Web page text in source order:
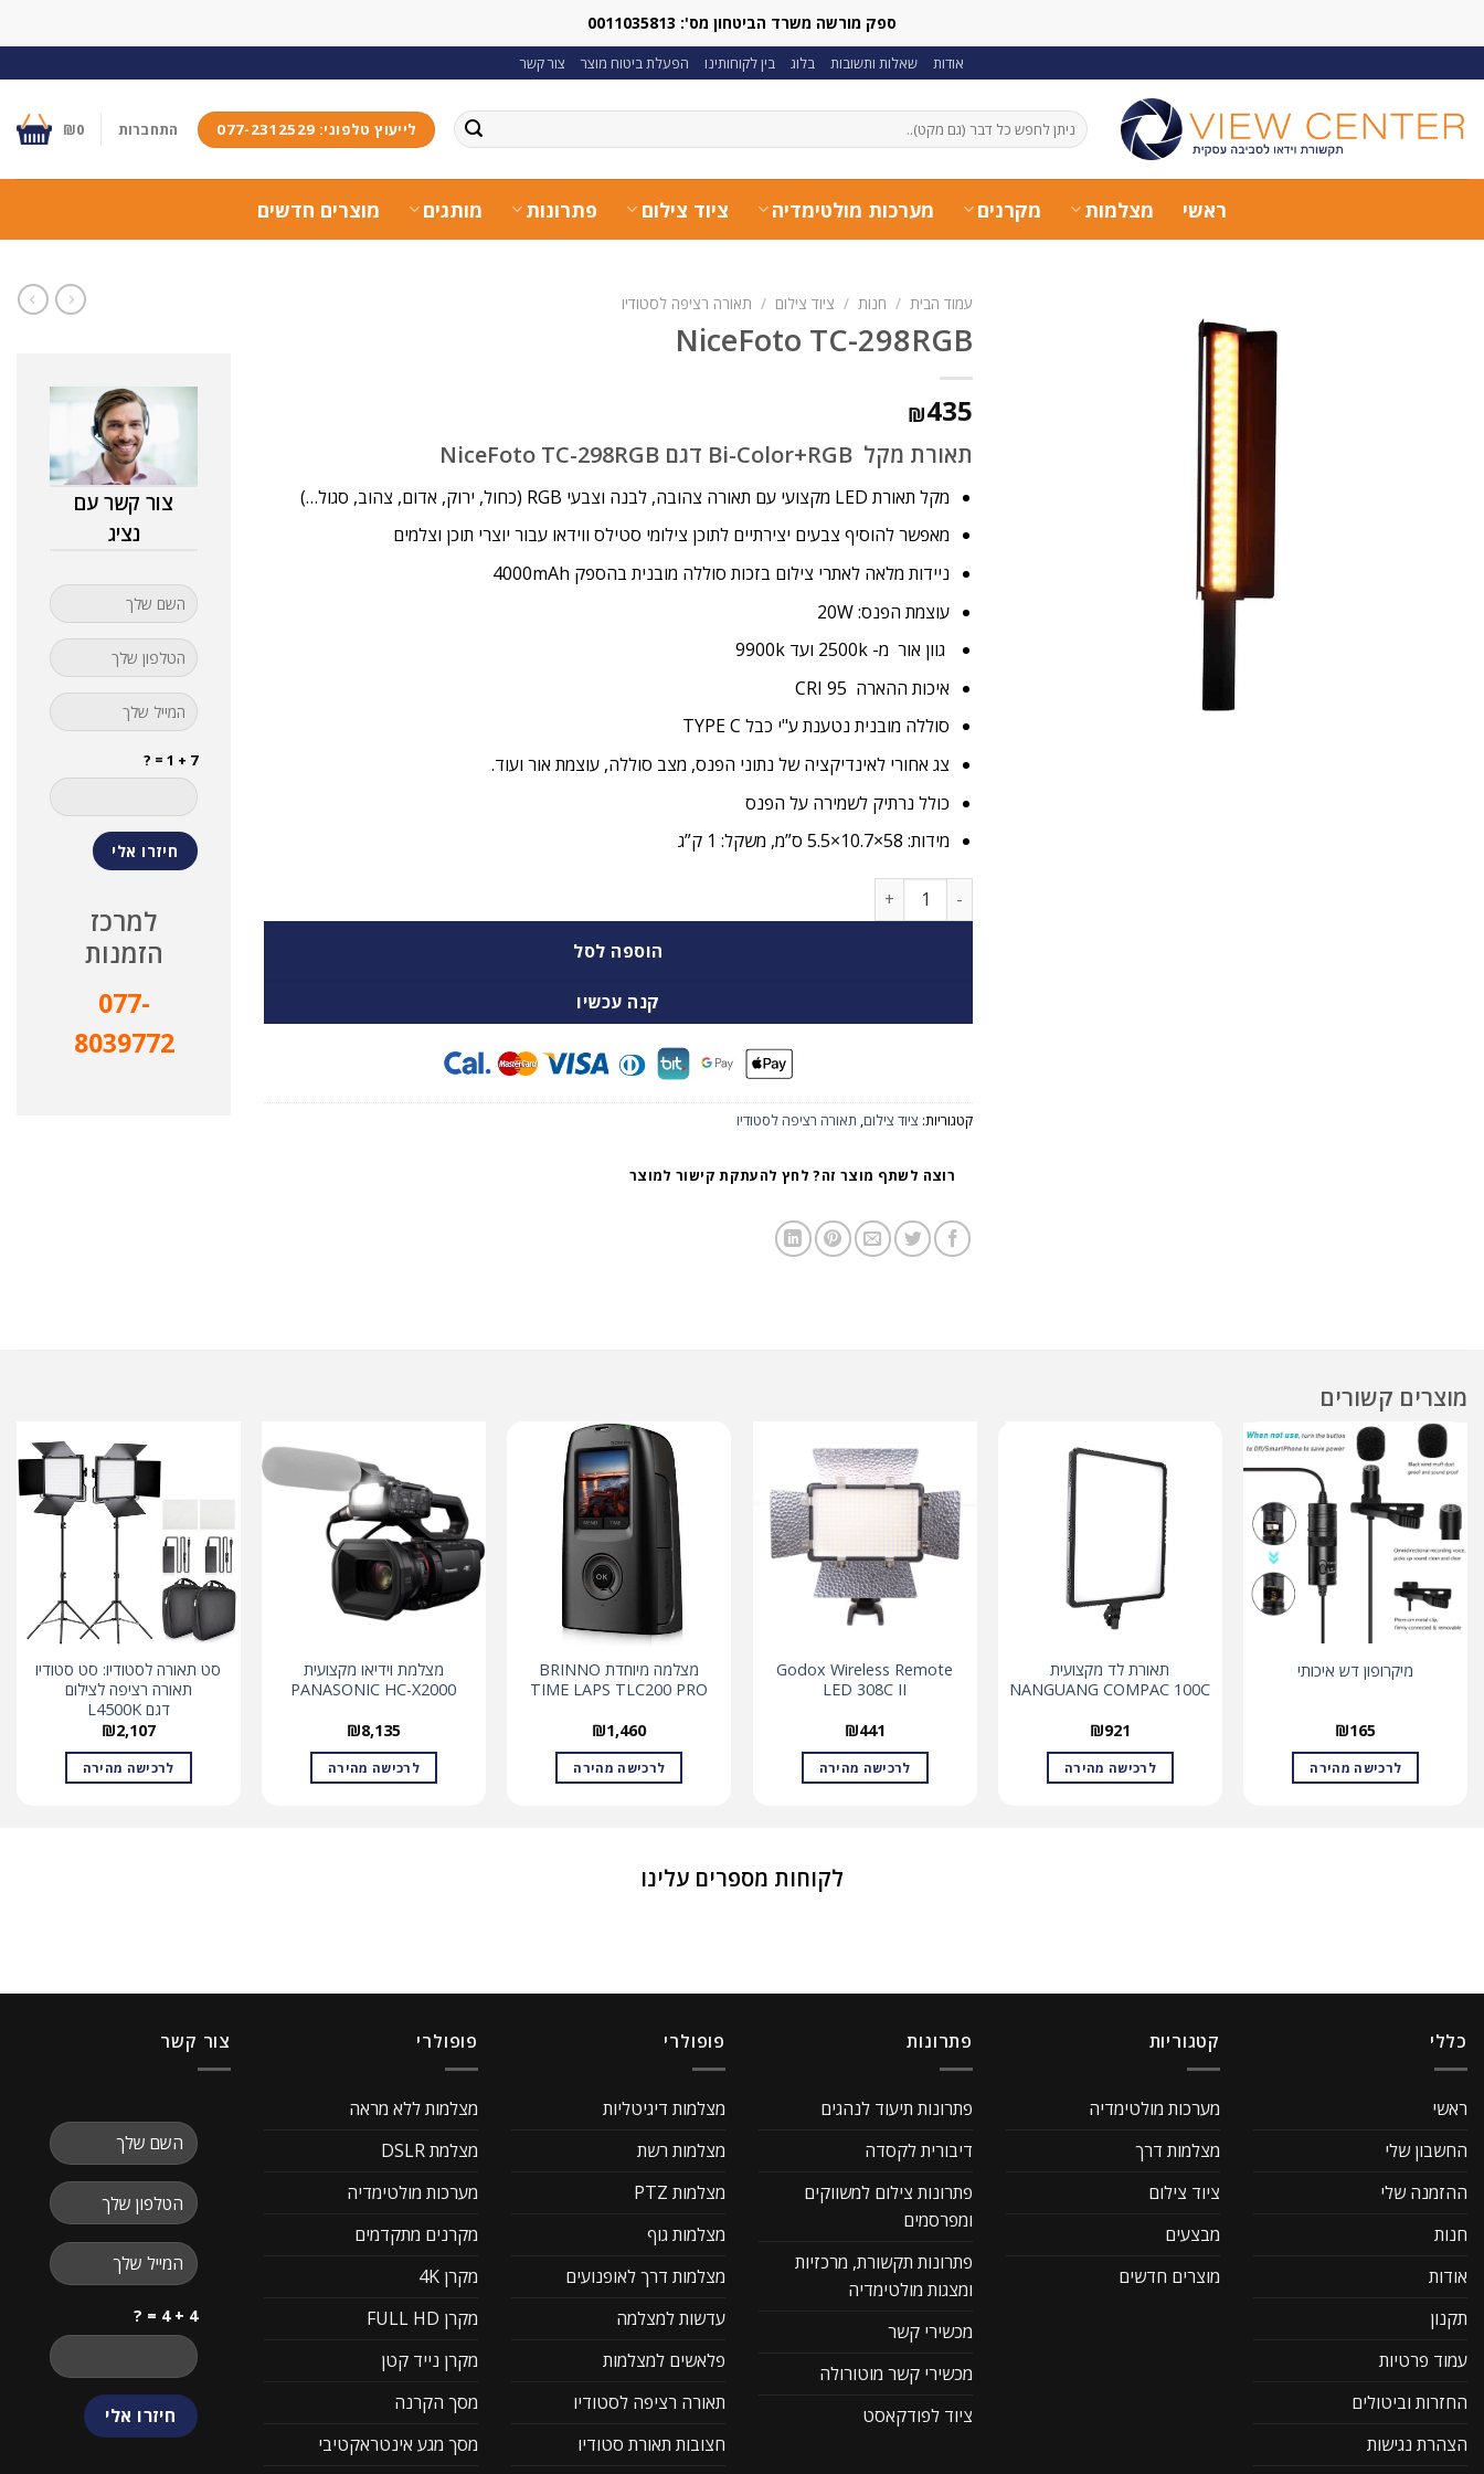
ספק מורשה משרד הביטחון מס': 0011035813
אודות שאלות ותשובות בלוג בין לקוחותינו הפעלת ביטוח מוצר צור קשר
חיפוש
עבור:
לייעוץ טלפוני: 077-2312529 התחברות ₪0
ראשי מצלמות מקרנים מערכות מולטימדיה ציוד צילום פתרונות מותגים מוצרים חדשים
עמוד הבית / חנות / ציוד צילום / תאורה רציפה לסטודיו
NiceFoto TC-298RGB
₪435
תאורת מקל Bi-Color+RGB דגם NiceFoto TC-298RGB
מקל תאורת LED מקצועי עם תאורה צהובה, לבנה וצבעי RGB (כחול, ירוק, אדום, צהוב, סגול…)
מאפשר להוסיף צבעים יצירתיים לתוכן צילומי סטילס ווידאו עבור יוצרי תוכן וצלמים
ניידות מלאה לאתרי צילום בזכות סוללה מובנית בהספק 4000mAh
עוצמת הפנס: 20W
גוון אור מ- 2500k ועד 9900k
איכות ההארה CRI 95
סוללה מובנית נטענת ע"י כבל TYPE C
צג אחורי לאינדיקציה של נתוני הפנס, מצב סוללה, עוצמת אור ועוד.
כולל נרתיק לשמירה על הפנס
מידות: 58×10.7×5.5 ס”מ, משקל: 1 ק”ג
כמות של NiceFoto TC-298RGB
הוספה לסל
קנה עכשיו
קטגוריות: ציוד צילום, תאורה רציפה לסטודיו
רוצה לשתף מוצר זה? לחץ להעתקת קישור למוצר
צור קשר עם
נציג
7 + 1 = ?
למרכז
הזמנות
077-
8039772
מוצרים קשורים
מיקרופון דש איכותי
₪165
לרכישה מהירה
תאורת לד מקצועית
NANGUANG COMPAC 100C
₪921
לרכישה מהירה
Godox Wireless Remote
LED 308C II
₪441
לרכישה מהירה
מצלמה מיוחדת BRINNO
TIME LAPS TLC200 PRO
₪1,460
לרכישה מהירה
מצלמת וידיאו מקצועית
PANASONIC HC-X2000
₪8,135
לרכישה מהירה
סט תאורה לסטודיו: סט סטודיו
תאורה רציפה לצילום
דגם L4500K
₪2,107
לרכישה מהירה
לקוחות מספרים עלינו
כללי
ראשי
החשבון שלי
ההזמנה שלי
חנות
אודות
תקנון
עמוד פרטיות
החזרות וביטולים
הצהרת נגישות
קטגוריות
מערכות מולטימדיה
מצלמות דרך
ציוד צילום
מבצעים
מוצרים חדשים
פתרונות
פתרונות תיעוד לנהגים
דיבורית לקסדה
פתרונות צילום למשווקים
ומפרסמים
פתרונות תקשורת, מרכזיות
ומצגות מולטימדיה
מכשירי קשר
מכשירי קשר מוטורולה
ציוד לפודקאסט
פופולרי
מצלמות דיגיטליות
מצלמות רשת
מצלמות PTZ
מצלמות גוף
מצלמות דרך לאופנועים
עדשות למצלמה
פלאשים למצלמות
תאורה רציפה לסטודיו
חצובות תאורת סטודיו
פופולרי
מצלמות ללא מראה
מצלמת DSLR
מערכות מולטימדיה
מקרנים מתקדמים
מקרן 4K
מקרן FULL HD
מקרן נייד קטן
מסך הקרנה
מסך מגע אינטראקטיבי
צור קשר
4 + 4 = ?